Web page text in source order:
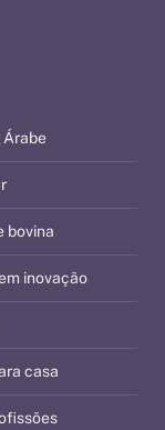
bovina
inovação
casa